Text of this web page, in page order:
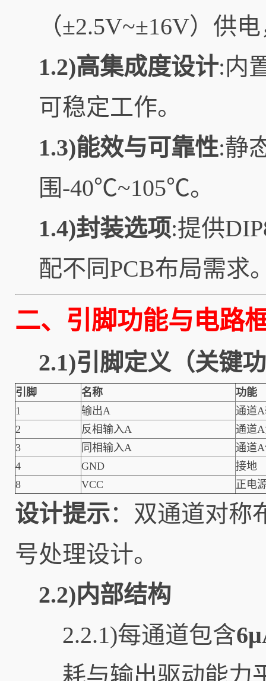
（±2.5V~±16V）供
1.2)高集成度设计:内
可稳定工作。
1.3)能效与可靠性:静
围-40℃~105℃。
1.4)封装选项:提供
配不同PCB布局需求
二、引脚功能与电路
2.1)引脚定义（关键
引脚 名称
功能
1
输出A
通道
2
反相输入A
通道
3
同相输入A
通道
4
GND
接地
8
VCC 正电
设计提示：双通道对称
号处理设计。
2.2)内部结构
2.2.1)每通道包含
耗与输出驱动能力